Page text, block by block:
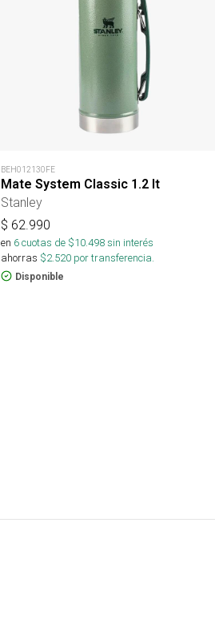
BEH012130FE
Mate System Classic 1.2 lt
Stanley
$ 62.990
en 6cuotas de $10.498sin interés
ahorras $2.520 por transferencia.
Disponible